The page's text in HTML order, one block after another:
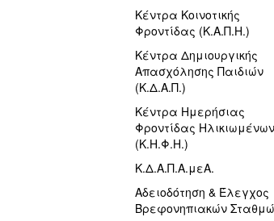
Κέντρα Κοινοτικής
Φροντίδας (Κ.Α.Π.Η.)
Κέντρα Δημιουργικής
Απασχόλησης Παιδιών
(Κ.Δ.Α.Π.)
Κέντρα Ημερήσιας
Φροντίδας Ηλικιωμένων
(Κ.Η.Φ.Η.)
Κ.Δ.Α.Π.Α.μεΑ.
Αδειοδότηση & Έλεγχος
Βρεφονηπιακών